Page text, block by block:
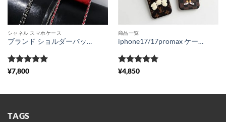
シャネル スマホケース
ブランド ショルダーバッグ シャネルマトラッセ 芸能人 スマートフォンポーチ 革 高級 CHENEL スマホポシェット おしゃれ 小物入れ ミニバッグ レディース ファッション 激安
5段階中
¥7,800
商品一覧
iphone17/17promax ケース ヴィトン 新作 iphone16pro max ケース キャラクター 韓国 iphone15pro/14pro max カバー ルイヴィトン 風 iphone13/12pro ケース 人気 ブランド スマホケース ヴィヴィエンヌ ミッキー 携帯ケース iphone11 頑丈 可愛い
5段階中
¥4,850
TAGS